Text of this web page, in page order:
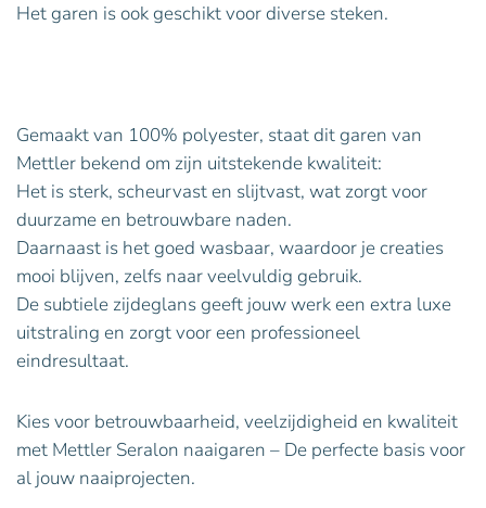
Het garen is ook geschikt voor diverse steken.
Gemaakt van 100% polyester, staat dit garen van
Mettler bekend om zijn uitstekende kwaliteit:
Het is sterk, scheurvast en slijtvast, wat zorgt voor
duurzame en betrouwbare naden.
Daarnaast is het goed wasbaar, waardoor je creaties
mooi blijven, zelfs naar veelvuldig gebruik.
De subtiele zijdeglans geeft jouw werk een extra luxe
uitstraling en zorgt voor een professioneel
eindresultaat.
Kies voor betrouwbaarheid, veelzijdigheid en kwaliteit
met Mettler Seralon naaigaren – De perfecte basis voor
al jouw naaiprojecten.